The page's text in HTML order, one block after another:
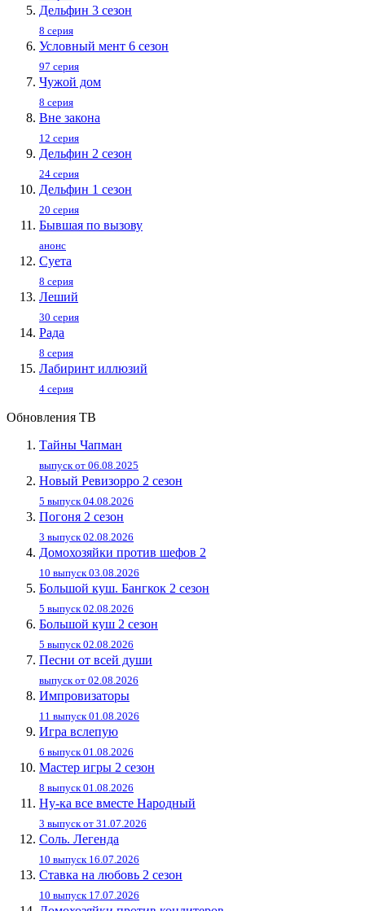
Дельфин 3 сезон
8 серия
Условный мент 6 сезон
97 серия
Чужой дом
8 серия
Вне закона
12 серия
Дельфин 2 сезон
24 серия
Дельфин 1 сезон
20 серия
Бывшая по вызову
анонс
Суета
8 серия
Леший
30 серия
Рада
8 серия
Лабиринт иллюзий
4 серия
Обновления ТВ
Тайны Чапман
выпуск от 06.08.2025
Новый Ревизорро 2 сезон
5 выпуск 04.08.2026
Погоня 2 сезон
3 выпуск 02.08.2026
Домохозяйки против шефов 2
10 выпуск 03.08.2026
Большой куш. Бангкок 2 сезон
5 выпуск 02.08.2026
Большой куш 2 сезон
5 выпуск 02.08.2026
Песни от всей души
выпуск от 02.08.2026
Импровизаторы
11 выпуск 01.08.2026
Игра вслепую
6 выпуск 01.08.2026
Мастер игры 2 сезон
8 выпуск 01.08.2026
Ну-ка все вместе Народный
3 выпуск от 31.07.2026
Соль. Легенда
10 выпуск 16.07.2026
Ставка на любовь 2 сезон
10 выпуск 17.07.2026